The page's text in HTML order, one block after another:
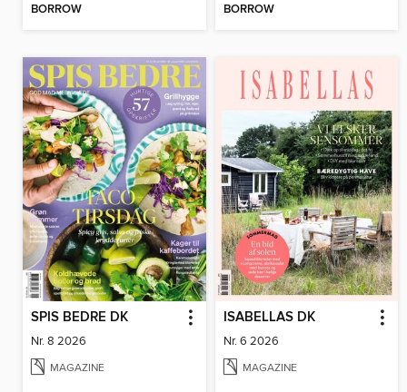
BORROW BORROW
SPIS BEDRE DK
Nr. 8 2026
MAGAZINE
ISABELLAS DK
Nr. 6 2026
MAGAZINE